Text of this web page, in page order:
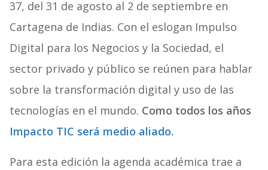
37, del 31 de agosto al 2 de septiembre en
Cartagena de Indias. Con el eslogan Impulso
Digital para los Negocios y la Sociedad, el
sector privado y público se reúnen para hablar
sobre la transformación digital y uso de las
tecnologías en el mundo. Como todos los años
Impacto TIC será medio aliado.
Para esta edición la agenda académica trae a